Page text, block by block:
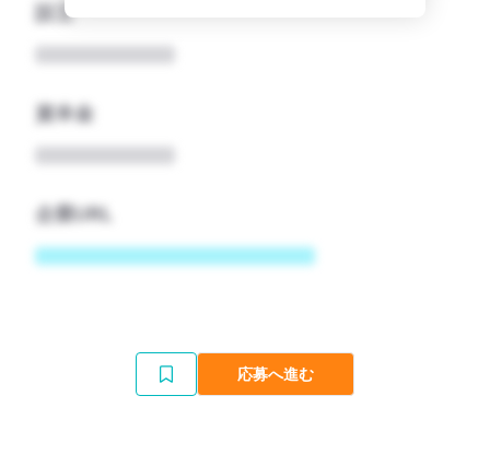
設立
資本金
企業URL
応募へ進む